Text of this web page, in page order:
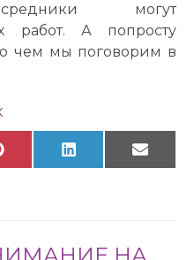
могут
работ. А попросту
о чем мы поговорим в
Share on
Pinterest Share on
LinkedIn Share
Email